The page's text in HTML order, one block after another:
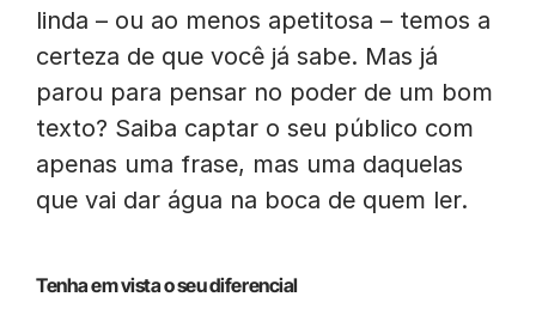
linda – ou ao menos apetitosa – temos a
certeza de que você já sabe. Mas já
parou para pensar no poder de um bom
texto? Saiba captar o seu público com
apenas uma frase, mas uma daquelas
que vai dar água na boca de quem ler.
Tenha em vista o seu diferencial